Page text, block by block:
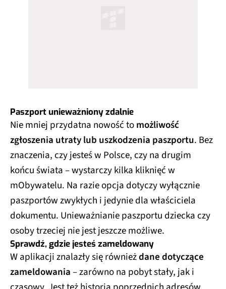
Paszport unieważniony zdalnie
Nie mniej przydatna nowość tomożliwość
zgłoszenia utraty lub uszkodzenia paszportu. Bez
znaczenia, czy jesteś w Polsce, czy na drugim
końcu świata – wystarczy kilka kliknięć w
mObywatelu. Na razie opcja dotyczy wyłącznie
paszportów zwykłych i jedynie dla właściciela
dokumentu. Unieważnianie paszportu dziecka czy
osoby trzeciej nie jest jeszcze możliwe.
Sprawdź, gdzie jesteś zameldowany
W aplikacji znalazły się równieżdane dotyczące
zameldowania– zarówno na pobyt stały, jak i